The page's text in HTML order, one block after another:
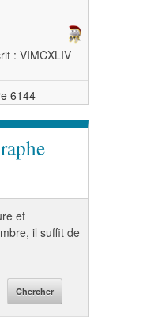
: VIMCXLIV
6144
et
il suffit de